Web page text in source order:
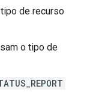
de recurso
o tipo de